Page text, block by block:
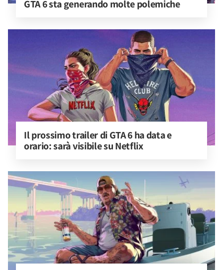
GTA 6 sta generando molte polemiche
Il prossimo trailer di GTA 6 ha data e
orario: sarà visibile su Netflix